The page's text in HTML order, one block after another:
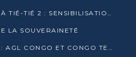
DROITS DES FEMMES À TIÉ-TIÉ 2 : SENSIBILISATION ET PÉDAGOGIE SUR LE DROIT DE VOTE
LA SOUVERAINETÉ
DROITS DES FEMMES : AGL CONGO ET CONGO TERMINAL METTENT EN AVANT LE LEADERSHIP FÉMININ